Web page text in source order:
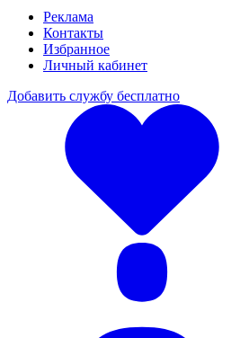
Реклама
Контакты
Избранное
Личный кабинет
Добавить службу бесплатно